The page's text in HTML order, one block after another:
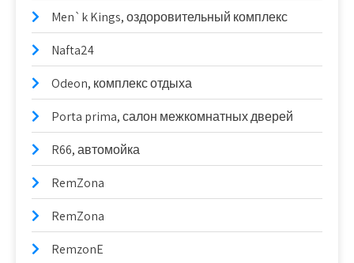
Men`k Kings, оздоровительный комплекс
Nafta24
Odeon, комплекс отдыха
Porta prima, салон межкомнатных дверей
R66, автомойка
RemZona
RemZona
RemzonE